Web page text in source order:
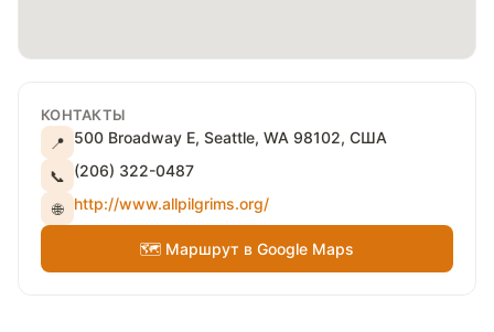
КОНТАКТЫ
📍 500 Broadway E, Seattle, WA 98102, США
📞 (206) 322-0487
🌐 http://www.allpilgrims.org/
🗺 Маршрут в Google Maps